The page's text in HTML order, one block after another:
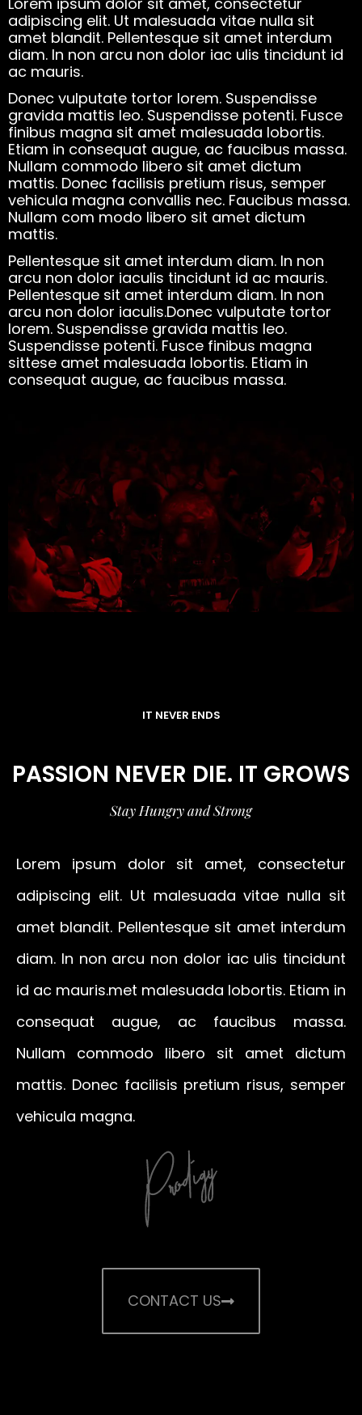
adipiscing elit. Ut malesuada vitae nulla sit
amet blandit. Pellentesque sit amet interdum
diam. In non arcu non dolor iac ulis tincidunt id
ac mauris.
Donec vulputate tortor lorem. Suspendisse
gravida mattis leo. Suspendisse potenti. Fusce
finibus magna sit amet malesuada lobortis.
Etiam in consequat augue, ac faucibus massa.
Nullam commodo libero sit amet dictum
mattis. Donec facilisis pretium risus, semper
vehicula magna convallis nec. Faucibus massa.
Nullam com modo libero sit amet dictum
mattis.
Pellentesque sit amet interdum diam. In non
arcu non dolor iaculis tincidunt id ac mauris.
Pellentesque sit amet interdum diam. In non
arcu non dolor iaculis.Donec vulputate tortor
lorem. Suspendisse gravida mattis leo.
Suspendisse potenti. Fusce finibus magna
sittese amet malesuada lobortis. Etiam in
consequat augue, ac faucibus massa.
IT NEVER ENDS
PASSION NEVER DIE. IT GROWS
Stay Hungry and Strong
Lorem ipsum dolor sit amet, consectetur
adipiscing elit. Ut malesuada vitae nulla sit
amet blandit. Pellentesque sit amet interdum
diam. In non arcu non dolor iac ulis tincidunt
id ac mauris.met malesuada lobortis. Etiam in
consequat augue, ac faucibus massa.
Nullam commodo libero sit amet dictum
mattis. Donec facilisis pretium risus, semper
vehicula magna.
CONTACT US